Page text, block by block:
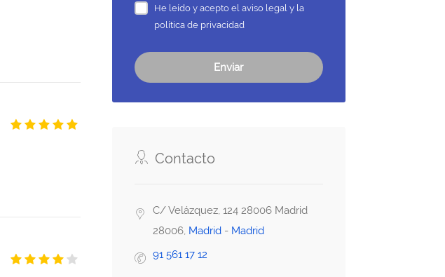
He leído y acepto el aviso legal y la
política de privacidad
Enviar
Contacto
C/ Velázquez, 124 28006 Madrid
28006, Madrid- Madrid
91 561 17 12